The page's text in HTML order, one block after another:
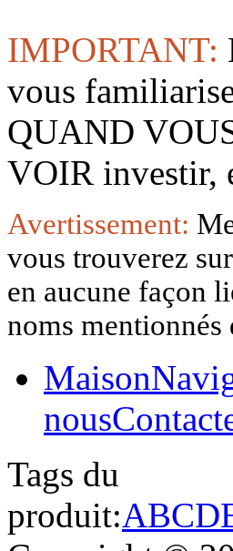
IMPORTANT:
vous
QUAND
VOIR investir,
Avertissement:
vous trouverez
en aucune façon
noms mentionnés
Maison
nous
Tags du
produit:ABCD